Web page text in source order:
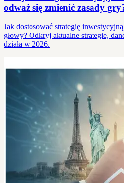
odważ się zmienić zasady
Jak dostosować strategię
głowy? Odkryj aktualne strategie,
działa w 2026.